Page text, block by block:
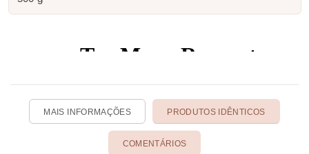
MAIS INFORMAÇÕES PRODUTOS IDÊNTICOS
COMENTÁRIOS